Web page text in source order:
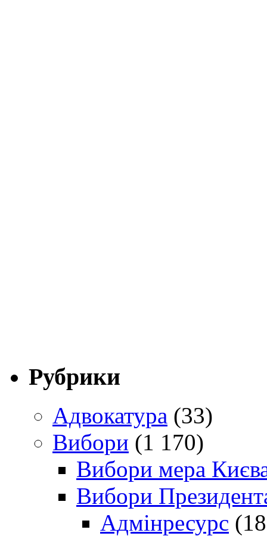
Рубрики
Адвокатура (33)
Вибори (1 170)
Вибори мера
Вибори
Адмінресурс